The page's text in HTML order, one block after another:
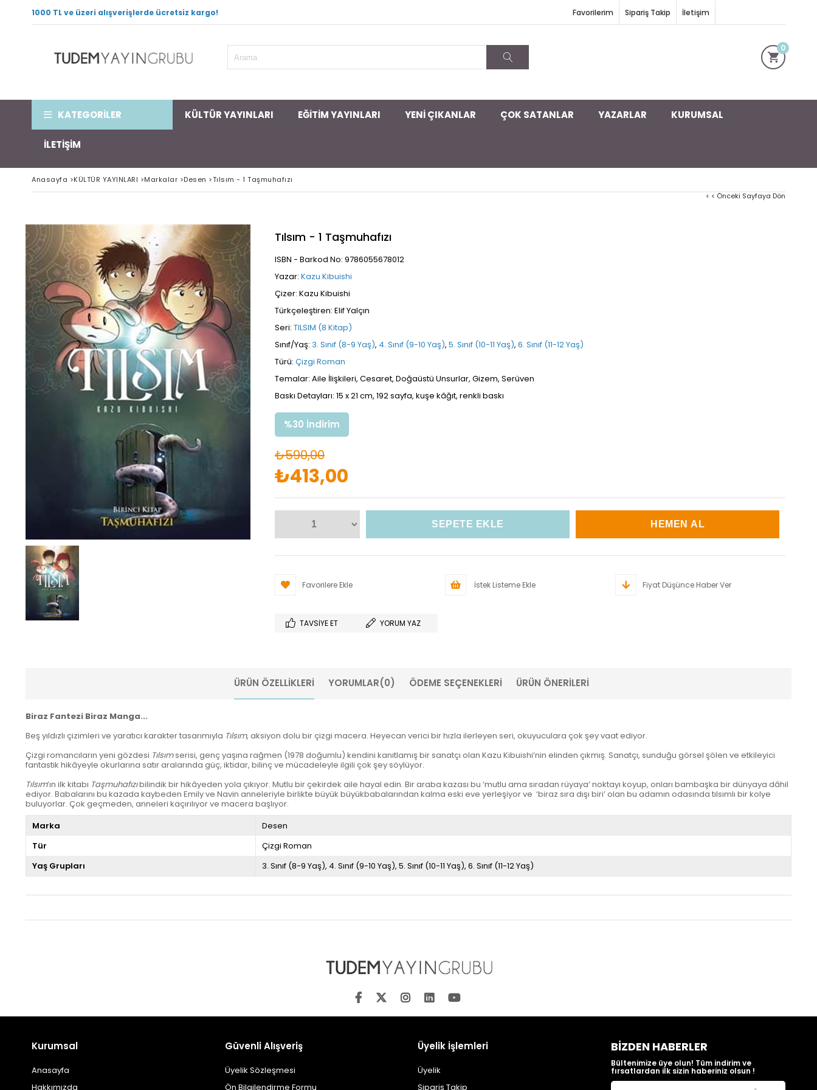
1000 TL ve üzeri alışverişlerde ücretsiz kargo! Sipariş Takip İletişim
Favorilerim
0
KATEGORİLER KÜLTÜR YAYINLARI EĞİTİM YAYINLARI YENİ ÇIKANLAR ÇOK SATANLAR YAZARLAR KURUMSAL
İLETİŞİM
Anasayfa >KÜLTÜR YAYINLARI >Markalar >Desen >Tılsım - 1 Taşmuhafızı
< < Önceki Sayfaya Dön
Tılsım - 1 Taşmuhafızı
ISBN - Barkod No: 9786055678012
Yazar: Kazu Kibuishi
Çizer: Kazu Kibuishi
Türkçeleştiren: Elif Yalçın
Seri: TILSIM (8 Kitap)
Sınıf/Yaş: 3. Sınıf (8-9 Yaş), 4. Sınıf (9-10 Yaş), 5. Sınıf (10-11 Yaş), 6. Sınıf (11-12 Yaş)
Türü: Çizgi Roman
Temalar: Aile İlişkileri, Cesaret, Doğaüstü Unsurlar, Gizem, Serüven
Baskı Detayları: 15 x 21 cm, 192 sayfa, kuşe kâğıt, renkli baskı
%30 İndirim
₺590,00
₺413,00
Favorilere Ekle İstek Listeme Ekle Fiyat Düşünce Haber Ver
TAVSIYE ET YORUM YAZ
ÜRÜN ÖZELLIKLERI YORUMLAR(0) ÖDEME SEÇENEKLERI ÜRÜN ÖNERILERI
Biraz Fantezi Biraz Manga...
Beş yıldızlı çizimleri ve yaratıcı karakter tasarımıyla Tılsım, aksiyon dolu bir çizgi macera. Heyecan verici bir hızla ilerleyen seri, okuyuculara çok şey vaat ediyor.
Çizgi romancıların yeni gözdesi Tılsımserisi, genç yaşına rağmen (1978 doğumlu) kendini kanıtlamış bir sanatçı olan Kazu Kibuishi’nin elinden çıkmış. Sanatçı, sunduğu görsel şölen ve etkileyici
fantastik hikâyeyle okurlarına satır aralarında güç, iktidar, bilinç ve mücadeleyle ilgili çok şey söylüyor.
Tılsım’ın ilk kitabı Taşmuhafızıbilindik bir hikâyeden yola çıkıyor. Mutlu bir çekirdek aile hayal edin. Bir araba kazası bu ‘mutlu ama sıradan rüyaya’ noktayı koyup, onları bambaşka bir dünyaya dâhil
ediyor. Babalarını bu kazada kaybeden Emily ve Navin anneleriyle birlikte büyük büyükbabalarından kalma eski eve yerleşiyor ve ‘biraz sıra dışı biri’ olan bu adamın odasında tılsımlı bir kolye
buluyorlar. Çok geçmeden, anneleri kaçırılıyor ve macera başlıyor.
Marka
Desen
Tür
Çizgi Roman
Yaş Grupları
3. Sınıf (8-9 Yaş) 4. Sınıf (9-10 Yaş) 5. Sınıf (10-11 Yaş) 6. Sınıf (11-12 Yaş)
Kurumsal
Anasayfa
Hakkımızda
Güvenli Alışveriş
Üyelik Sözleşmesi
Ön Bilgilendirme Formu
Üyelik İşlemleri
Üyelik
Sipariş Takip
BIZDEN HABERLER
Bültenimize üye olun! Tüm indirim ve
fırsatlardan ilk sizin haberiniz olsun !